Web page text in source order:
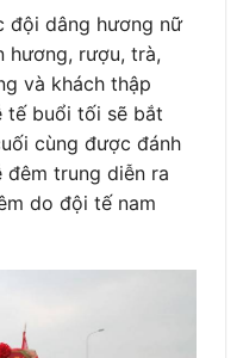
đội dâng hương nữ
hương, rượu, trà,
và khách thập
tế buổi tối sẽ bắt
cùng được đánh
trung diễn ra
do đội tế nam